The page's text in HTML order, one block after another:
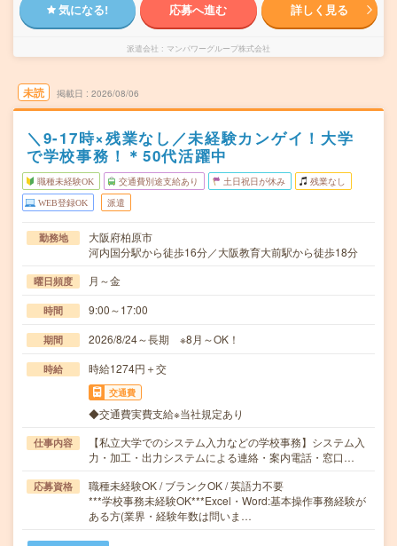
気になる! 応募へ進む 詳しく見る
派遣会社 マンパワーグループ株式会社
未読 掲載日 2026/08/06
＼9-17時×残業なし／未経験カンゲイ！大学
で学校事務！＊50代活躍中
職種未経験OK 交通費別途支給あり 土日祝日が休み 残業なし
WEB登録OK 派遣
勤務地
大阪府柏原市
河内国分駅から徒歩16分／大阪教育大前駅から徒歩18分
曜日頻度 月～金
時間 9:00～17:00
期間 2026/8/24～長期 ※8月～OK！
時給 時給1274円＋交
交通費
◆交通費実費支給※当社規定あり
仕事内容
【私立大学でのシステム入力などの学校事務】システム入
力・加工・出力システムによる連絡・案内電話・窓口…
応募資格
職種未経験OK / ブランクOK / 英語力不要
***学校事務未経験OK***Excel・Word:基本操作事務経験が
ある方(業界・経験年数は問いま…